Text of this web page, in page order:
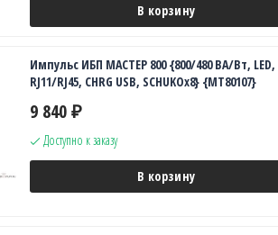
В корзину
Импульс ИБП МАСТЕР 800 {800/480 ВА/Вт, LED,
RJ11/RJ45, CHRG USB, SCHUKOx8} {MT80107}
9 840 ₽
Доступно к заказу
В корзину